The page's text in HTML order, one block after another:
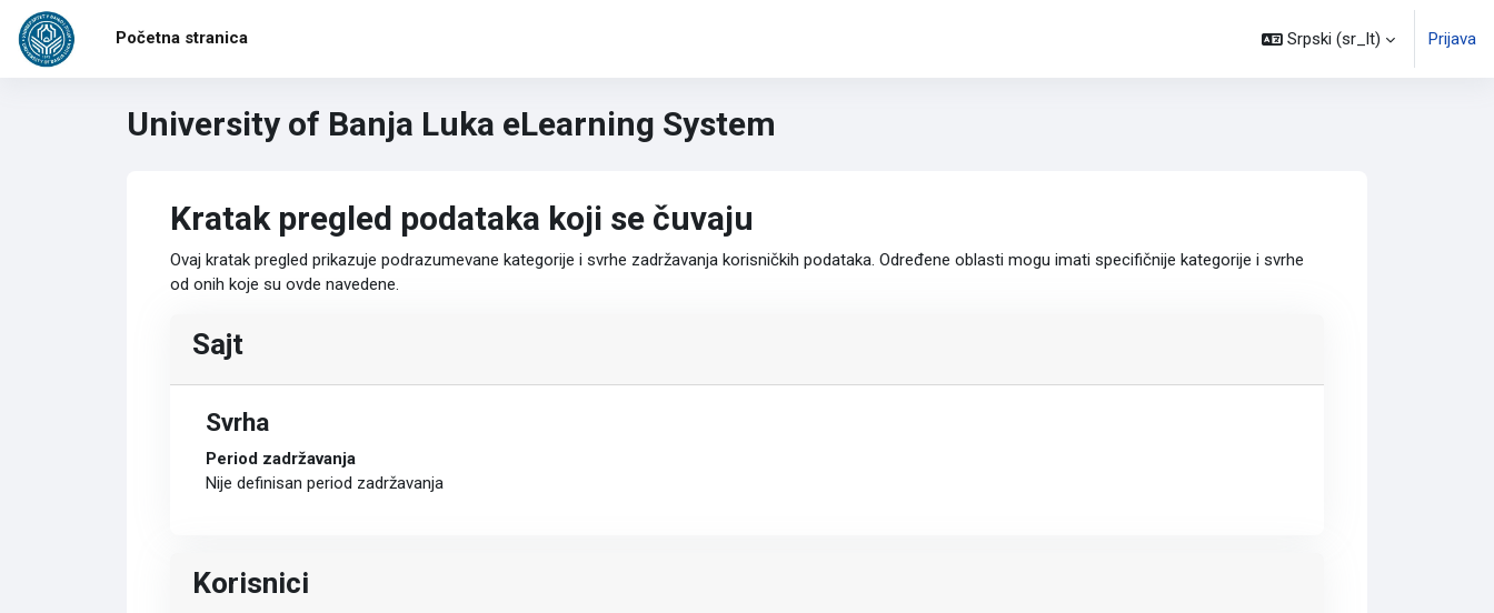
Idi na glavni sadržaj
Početna stranica
Srpski ‎(sr_lt)‎ Prijava
University of Banja Luka eLearning System
Kratak pregled podataka koji se čuvaju
Ovaj kratak pregled prikazuje podrazumevane kategorije i svrhe zadržavanja korisničkih podataka. Određene oblasti mogu imati specifičnije kategorije i svrhe
od onih koje su ovde navedene.
Sajt
Svrha
Period zadržavanja
Nije definisan period zadržavanja
Korisnici